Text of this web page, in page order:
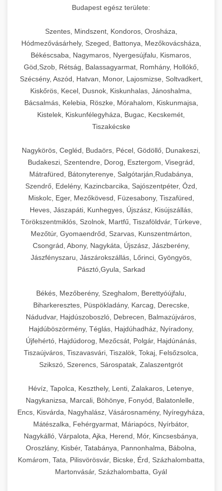
Hatékony lezárási és tartósítási megoldások.
chef-iparikonyhagepek.hu
kereskedelmi csomagoló gép
professzionális konyhák számára. Nagy
kapacitású sütő- és főzőberendezés precíz
hőmérséklet-szabályozással.
chef-iparikonyhagepek.hu
kereskedelmi sütősütő
❄️ 25. Ipari Hűtőszekrény +
Professzionális hűtőegységek és hűtőkamrák
kereskedelmi konyhák számára.
Energiahatékony hűtési megoldások nagy
kapacitással.
chef-iparikonyhagepek.hu
💧 26. Ipari Mosogatógép +
Kereskedelmi mosogatóberendezések nagy
forgalmú éttermi műveletekhez. Gyors tisztítási
ciklusok fertőtlenítési képességekkel.
chef-iparikonyhagepek.hu
🧀 27. Ipari Sajtreszelő Gép +
élelmiszer-előkészítéshez. Különböző reszelési
méretek különböző alkalmazásokhoz.
chef-iparikonyhagepek.hu
kereskedelmi sajtreszelő
🍳 28. Nagykonyhai
Berendezések
+
Teljes körű nagykonyhai berendezések és
professzionális vendéglátóipari kellékek.
Minden, ami szükséges éttermi és catering
műveletekhez.
chef-iparikonyhagepek.hu
kereskedelmi konyhai megoldások
Budapest egész területe:
Szentes, Mindszent, Kondoros, Orosháza,
Hódmezővásárhely, Szeged, Battonya, Mezőkovácsháza,
Békéscsaba, Nagymaros, Nyergesújfalu, Kismaros,
Göd,Szob, Rétság, Balassagyarmat, Romhány, Hollókő,
Szécsény, Aszód, Hatvan, Monor, Lajosmizse, Soltvadkert,
Kiskőrös, Kecel, Dusnok, Kiskunhalas, Jánoshalma,
Bácsalmás, Kelebia, Röszke, Mórahalom, Kiskunmajsa,
Kistelek, Kiskunfélegyháza, Bugac, Kecskemét,
Tiszakécske
Nagykörös, Cegléd, Budaörs, Pécel, Gödöllő, Dunakeszi,
Budakeszi, Szentendre, Dorog, Esztergom, Visegrád,
Mátrafüred, Bátonyterenye, Salgótarján,Rudabánya,
Szendrő, Edelény, Kazincbarcika, Sajószentpéter, Ózd,
Miskolc, Eger, Mezőkövesd, Füzesabony, Tiszafüred,
Heves, Jászapáti, Kunhegyes, Újszász, Kisújszállás,
Törökszentmiklós, Szolnok, Martfű, Tiszaföldvár, Túrkeve,
Mezőtúr, Gyomaendrőd, Szarvas, Kunszentmárton,
Csongrád, Abony, Nagykáta, Újszász, Jászberény,
Jászfényszaru, Jászárokszállás, Lőrinci, Gyöngyös,
Pásztó,Gyula, Sarkad
Békés, Mezőberény, Szeghalom, Berettyóújfalu,
Biharkeresztes, Püspökladány, Karcag, Derecske,
Nádudvar, Hajdúszoboszló, Debrecen, Balmazújváros,
Hajdúböszörmény, Téglás, Hajdúhadház, Nyíradony,
Újfehértó, Hajdúdorog, Mezőcsát, Polgár, Hajdúnánás,
Tiszaújváros, Tiszavasvári, Tiszalök, Tokaj, Felsőzsolca,
Szikszó, Szerencs, Sárospatak, Zalaszentgrót
Hévíz, Tapolca, Keszthely, Lenti, Zalakaros, Letenye,
Nagykanizsa, Marcali, Böhönye, Fonyód, Balatonlelle,
Encs, Kisvárda, Nagyhalász, Vásárosnamény, Nyíregyháza,
Mátészalka, Fehérgyarmat, Máriapócs, Nyírbátor,
Nagykálló, Várpalota, Ajka, Herend, Mór, Kincsesbánya,
Oroszlány, Kisbér, Tatabánya, Pannonhalma, Bábolna,
Komárom, Tata, Pilisvörösvár, Bicske, Érd, Százhalombatta,
Martonvásár, Százhalombatta, Gyál